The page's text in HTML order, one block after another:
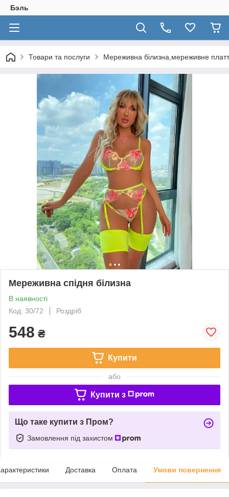
Бэль
Товари та послуги Мереживна білизна,мереживне
Мереживна спідня білизна
В наявності
Код: 30/72
Роздріб
548 ₴
Купити
або
Купити з
Що таке купити з Пром?
Замовлення під захистом
Доставка Оплата Умови повернення